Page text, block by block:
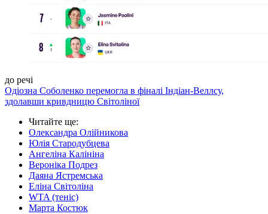
до речі
Одіозна Соболенко перемогла в фіналі Індіан-Веллсу,
здолавши кривдницю Світоліної
Читайте ще:
Олександра Олійникова
Юлія Стародубцева
Ангеліна Калініна
Вероніка Подрез
Даяна Ястремська
Еліна Світоліна
WTA (теніс)
Марта Костюк